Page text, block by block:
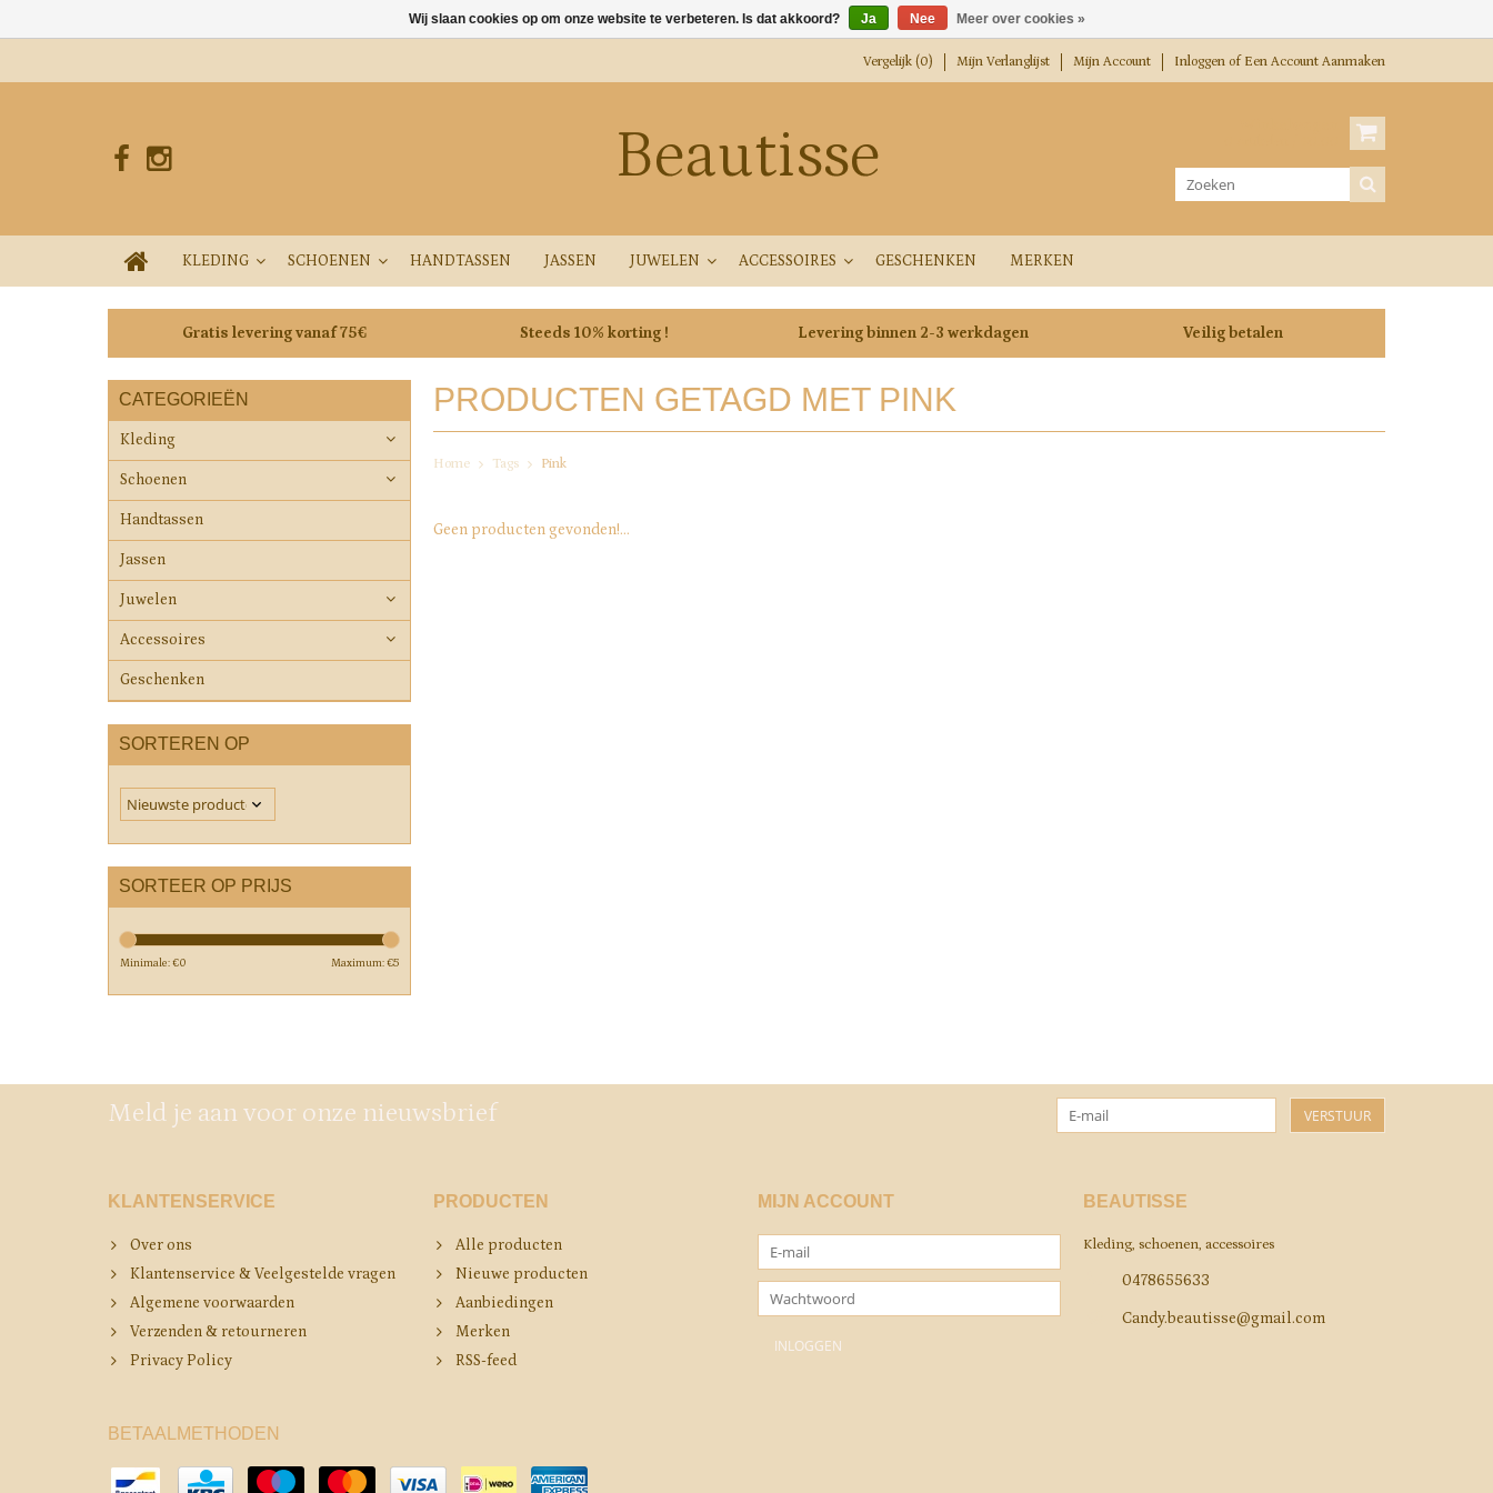
Vergelijk (0) Mijn Verlanglijst Mijn Account Inloggen of Een Account Aanmaken
Beautisse
KLEDING SCHOENEN HANDTASSEN JASSEN JUWELEN ACCESSOIRES GESCHENKEN MERKEN
Gratis levering vanaf 75€ Steeds 10% korting ! Levering binnen 2-3 werkdagen Veilig betalen
CATEGORIEËN
Kleding
Schoenen
Handtassen
Jassen
Juwelen
Accessoires
Geschenken
SORTEREN OP
SORTEER OP PRIJS
Minimale: €0 Maximum: €5
PRODUCTEN GETAGD MET PINK
Home Tags Pink
Geen producten gevonden!...
Meld je aan voor onze nieuwsbrief VERSTUUR
KLANTENSERVICE
Over ons
Klantenservice & Veelgestelde vragen
Algemene voorwaarden
Verzenden & retourneren
Privacy Policy
PRODUCTEN
Alle producten
Nieuwe producten
Aanbiedingen
Merken
RSS-feed
MIJN ACCOUNT BEAUTISSE
Kleding, schoenen, accessoires
0478655633
Candy.beautisse@gmail.com
BETAALMETHODEN
Wij slaan cookies op om onze website te verbeteren. Is dat akkoord? Ja Nee Meer over cookies »